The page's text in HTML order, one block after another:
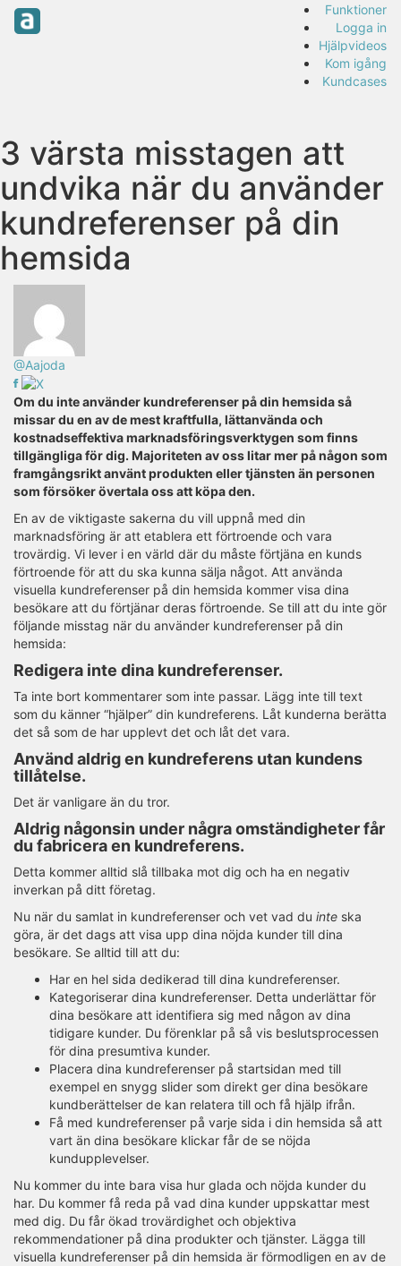
Funktioner
Logga in
Hjälpvideos
Kom igång
Kundcases
3 värsta misstagen att
undvika när du använder
kundreferenser på din
hemsida
@Aajoda
Om du inte använder kundreferenser på din hemsida så
missar du en av de mest kraftfulla, lättanvända och
kostnadseffektiva marknadsföringsverktygen som finns
tillgängliga för dig. Majoriteten av oss litar mer på någon som
framgångsrikt använt produkten eller tjänsten än personen
som försöker övertala oss att köpa den.
En av de viktigaste sakerna du vill uppnå med din
marknadsföring är att etablera ett förtroende och vara
trovärdig. Vi lever i en värld där du måste förtjäna en kunds
förtroende för att du ska kunna sälja något. Att använda
visuella kundreferenser på din hemsida kommer visa dina
besökare att du förtjänar deras förtroende. Se till att du inte gör
följande misstag när du använder kundreferenser på din
hemsida:
Redigera inte dina kundreferenser.
Ta inte bort kommentarer som inte passar. Lägg inte till text
som du känner “hjälper” din kundreferens. Låt kunderna berätta
det så som de har upplevt det och låt det vara.
Använd aldrig en kundreferens utan kundens
tillåtelse.
Det är vanligare än du tror.
Aldrig någonsin under några omständigheter får
du fabricera en kundreferens.
Detta kommer alltid slå tillbaka mot dig och ha en negativ
inverkan på ditt företag.
Nu när du samlat in kundreferenser och vet vad du inte ska
göra, är det dags att visa upp dina nöjda kunder till dina
besökare. Se alltid till att du:
Har en hel sida dedikerad till dina kundreferenser.
Kategoriserar dina kundreferenser. Detta underlättar för
dina besökare att identifiera sig med någon av dina
tidigare kunder. Du förenklar på så vis beslutsprocessen
för dina presumtiva kunder.
Placera dina kundreferenser på startsidan med till
exempel en snygg slider som direkt ger dina besökare
kundberättelser de kan relatera till och få hjälp ifrån.
Få med kundreferenser på varje sida i din hemsida så att
vart än dina besökare klickar får de se nöjda
kundupplevelser.
Nu kommer du inte bara visa hur glada och nöjda kunder du
har. Du kommer få reda på vad dina kunder uppskattar mest
med dig. Du får ökad trovärdighet och objektiva
rekommendationer på dina produkter och tjänster. Lägga till
visuella kundreferenser på din hemsida är förmodligen en av de